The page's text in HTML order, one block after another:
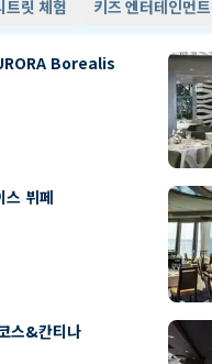
트릿 체험 키즈 엔터테인먼트
Borealis
스 뷔페
스&칸티나